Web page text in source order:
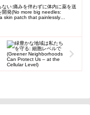
ない:痛みを伴わずに体内に薬を送
開発(No more big needles:
skin patch that painlessly